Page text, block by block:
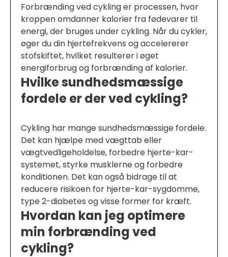
Forbrænding ved cykling er processen, hvor
kroppen omdanner kalorier fra fødevarer til
energi, der bruges under cykling. Når du cykler,
øger du din hjertefrekvens og accelererer
stofskiftet, hvilket resulterer i øget
energiforbrug og forbrænding af kalorier.
Hvilke sundhedsmæssige
fordele er der ved cykling?
Cykling har mange sundhedsmæssige fordele.
Det kan hjælpe med vægttab eller
vægtvedligeholdelse, forbedre hjerte-kar-
systemet, styrke musklerne og forbedre
konditionen. Det kan også bidrage til at
reducere risikoen for hjerte-kar-sygdomme,
type 2-diabetes og visse former for kræft.
Hvordan kan jeg optimere
min forbrænding ved
cykling?